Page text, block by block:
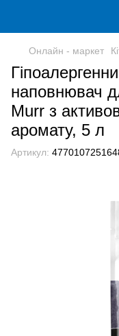
Онлайн - маркет
наповнювач
Murr з
аромату, 5 л
Артикул: